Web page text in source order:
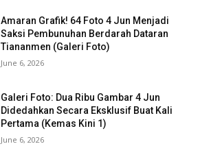
Amaran Grafik! 64 Foto 4 Jun Menjadi
Saksi Pembunuhan Berdarah Dataran
Tiananmen (Galeri Foto)
June 6, 2026
Galeri Foto: Dua Ribu Gambar 4 Jun
Didedahkan Secara Eksklusif Buat Kali
Pertama (Kemas Kini 1)
June 6, 2026